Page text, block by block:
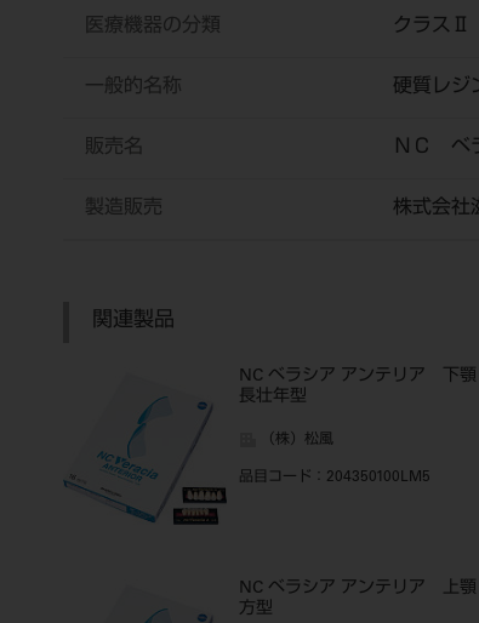
医療機器の分類 クラスⅡ
一般的名称 硬質レジ
販売名 ＮＣ ベ
製造販売 株式会社
関連製品
NC ベラシア アンテリア
長壮年型
（株）松風
品目コード ：204350100LM5
NC ベラシア アンテリア 上
方型